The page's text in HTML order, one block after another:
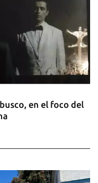
en el foco del